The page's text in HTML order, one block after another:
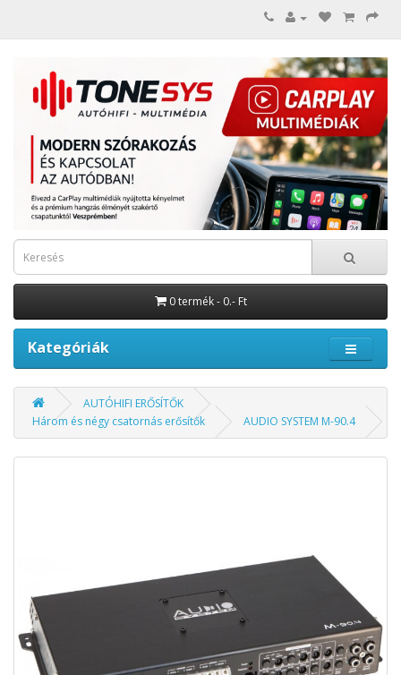
0 termék - 0.- Ft
Kategóriák
AUTÓHIFI ERŐSÍTŐK
Három és négy csatornás erősítők
AUDIO SYSTEM M-90.4